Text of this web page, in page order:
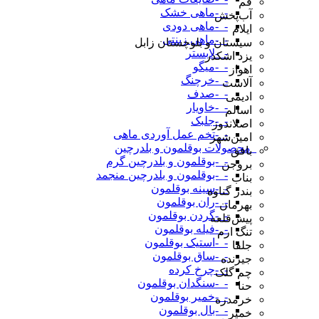
-_-ماهی خشک
-_-ماهی دودی
-_-ماهی زینتی
-_-لابستر
-_-میگو
-_-خرچنگ
-_-صدف
-_-خاویار
-_-جلبک
-_-تخم عمل آوردی ماهی
_محصولات بوقلمون و بلدرچین
-_-بوقلمون و بلدرچین گرم
-_-بوقلمون و بلدرچین منجمد
-_-سینه بوقلمون
-_-ران بوقلمون
-_-گردن بوقلمون
-_-فیله بوقلمون
-_-استیک بوقلمون
-_-ساق بوقلمون
-_-چرخ کرده
-_-سنگدان بوقلمون
-_-خمیر بوقلمون
-_-بال بوقلمون
آب‌پخش
ایلام
سیستان و بلوچستان زابل
یزد اشکذر
اهواز
آلاشت
ادیمی
اسالم
اصلاندوز
امین‌شهر
بافق
بروجن
بناب
بندر گناوه
بهرمان
پیش‌قلعه
تنگ ارم
جلفا
جیرنده
چم گلک
حنا
خرمدره
خمیر